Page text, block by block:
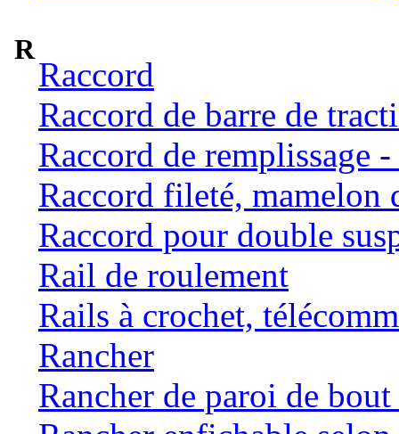
R
Raccord
Raccord de barre de
Raccord de remplissage
Raccord fileté, mamelon
Raccord pour double
Rail de roulement
Rails à crochet,
Rancher
Rancher de paroi de